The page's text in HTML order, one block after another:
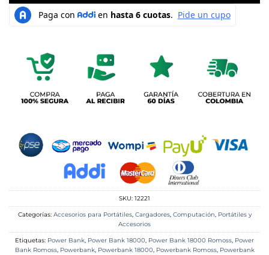
SKU: 12221
Categorías: Accesorios para Portátiles, Cargadores, Computación, Portátiles y
Accesorios
Etiquetas: Power Bank, Power Bank 18000, Power Bank 18000 Romoss, Power
Bank Romoss, Powerbank, Powerbank 18000, Powerbank Romoss, Powerbank